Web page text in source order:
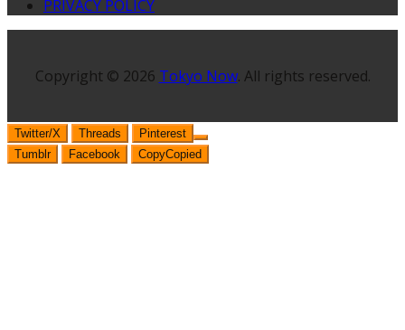
PRIVACY POLICY
Copyright © 2026 Tokyo Now. All rights reserved.
Twitter/X Threads
Pinterest
Tumblr
Facebook CopyCopied